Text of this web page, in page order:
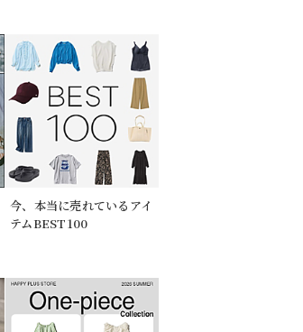
今、本当に売れているアイ
テムBEST100